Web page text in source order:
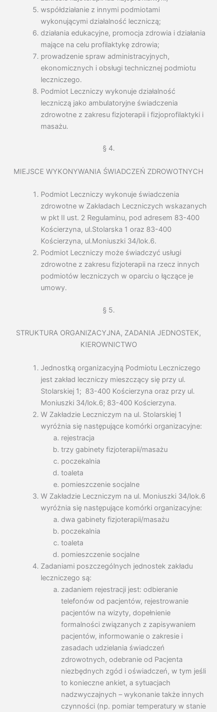
współdziałanie z innymi podmiotami
wykonującymi działalność leczniczą;
działania edukacyjne, promocja zdrowia i działania
mające na celu profilaktykę zdrowia;
prowadzenie spraw administracyjnych,
ekonomicznych i obsługi technicznej podmiotu
leczniczego.
Podmiot Leczniczy wykonuje działalność
leczniczą jako ambulatoryjne świadczenia
zdrowotne z zakresu fizjoterapii i fizjoprofilaktyki i
masażu.
§ 4.
MIEJSCE WYKONYWANIA ŚWIADCZEŃ ZDROWOTNYCH
Podmiot Leczniczy wykonuje świadczenia
zdrowotne w Zakładach Leczniczych wskazanych
w pkt II ust. 2 Regulaminu, pod adresem 83-400
Kościerzyna, ul.Stolarska 1 oraz 83-400
Kościerzyna, ul.Moniuszki 34/lok.6.
Podmiot Leczniczy może świadczyć usługi
zdrowotne z zakresu fizjoterapii na rzecz innych
podmiotów leczniczych w oparciu o łączące je
umowy.
§ 5.
STRUKTURA ORGANIZACYJNA, ZADANIA JEDNOSTEK,
KIEROWNICTWO
Jednostką organizacyjną Podmiotu Leczniczego
jest zakład leczniczy mieszczący się przy ul.
Stolarskiej 1; 83-400 Kościerzyna oraz przy ul.
Moniuszki 34/lok.6; 83-400 Kościerzyna.
W Zakładzie Leczniczym na ul. Stolarskiej 1
wyróżnia się następujące komórki organizacyjne:
rejestracja
trzy gabinety fizjoterapii/masażu
poczekalnia
toaleta
pomieszczenie socjalne
W Zakładzie Leczniczym na ul. Moniuszki 34/lok.6
wyróżnia się następujące komórki organizacyjne:
dwa gabinety fizjoterapii/masażu
poczekalnia
toaleta
pomieszczenie socjalne
Zadaniami poszczególnych jednostek zakładu
leczniczego są:
zadaniem rejestracji jest: odbieranie
telefonów od pacjentów, rejestrowanie
pacjentów na wizyty, dopełnienie
formalności związanych z zapisywaniem
pacjentów, informowanie o zakresie i
zasadach udzielania świadczeń
zdrowotnych, odebranie od Pacjenta
niezbędnych zgód i oświadczeń, w tym jeśli
to konieczne ankiet, a sytuacjach
nadzwyczajnych – wykonanie także innych
czynności (np. pomiar temperatury w stanie